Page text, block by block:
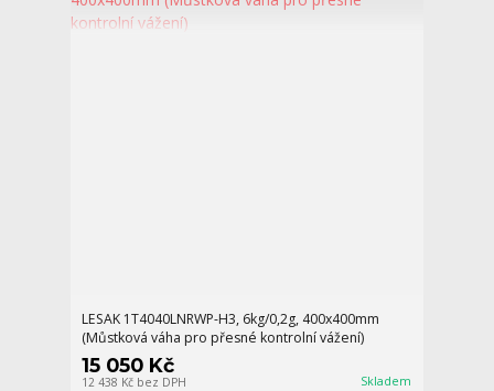
LESAK 1T4040LNRWP-H3, 6kg/0,2g, 400x400mm
(Můstková váha pro přesné kontrolní vážení)
15 050 Kč
12 438 Kč bez DPH Skladem